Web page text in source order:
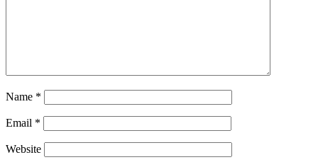
Name *
Email *
Website